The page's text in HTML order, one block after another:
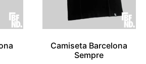
Camiseta Barcelona
Sempre